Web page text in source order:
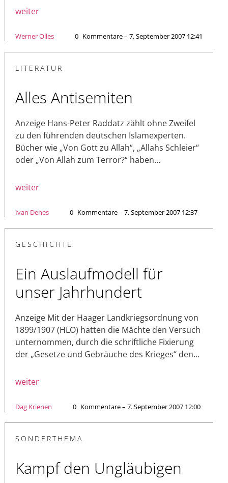
weiter
Werner Olles 0 Kommentare – 7. September 2007 12:41
LITERATUR
Alles Antisemiten
Anzeige Hans-Peter Raddatz zählt ohne Zweifel
zu den führenden deutschen Islamexperten.
Bücher wie „Von Gott zu Allah“, „Allahs Schleier“
oder „Von Allah zum Terror?“ haben…
weiter
Ivan Denes 0 Kommentare – 7. September 2007 12:37
GESCHICHTE
Ein Auslaufmodell für
unser Jahrhundert
Anzeige Mit der Haager Landkriegsordnung von
1899/1907 (HLO) hatten die Mächte den Versuch
unternommen, durch die schriftliche Fixierung
der „Gesetze und Gebräuche des Krieges“ den…
weiter
Dag Krienen 0 Kommentare – 7. September 2007 12:00
SONDERTHEMA
Kampf den Ungläubigen